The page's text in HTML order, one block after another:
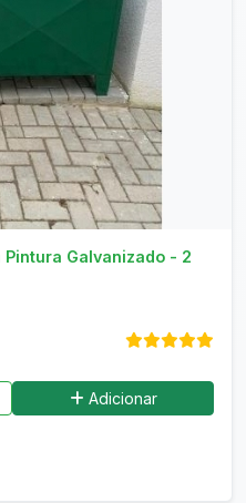
WhatsApp
Galvanizado - 2
Adicionar